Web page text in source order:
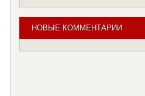
НОВЫЕ КОММЕНТАРИИ